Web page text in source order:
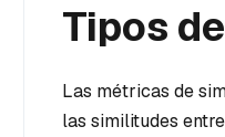
Tipos
Las métricas de
las similitudes